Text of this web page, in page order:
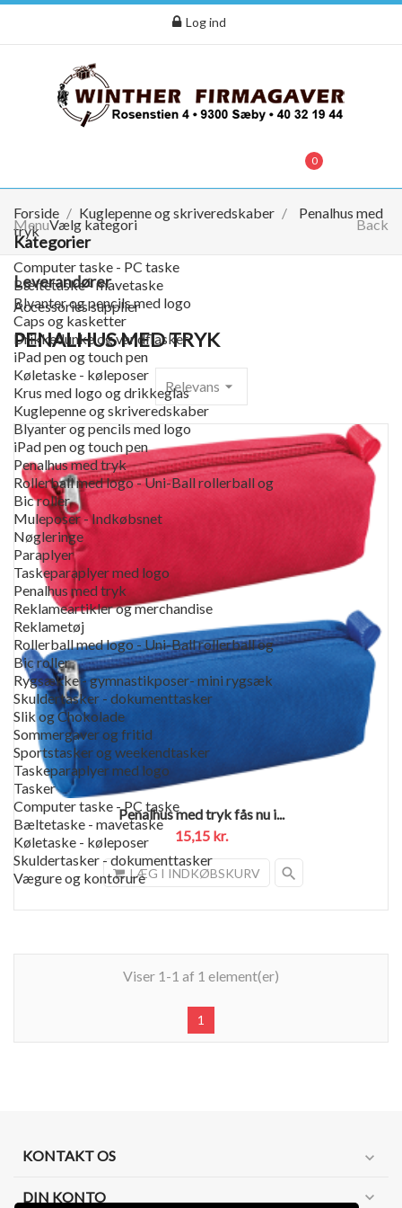
Log ind
0
Menu Back
Vælg kategori
Kategorier
Computer taske - PC taske
Bæltetaske - mavetaske
Blyanter og pencils med logo
Caps og kasketter
Drikkedunke og vandflasker
iPad pen og touch pen
Køletaske - køleposer
Krus med logo og drikkeglas
Kuglepenne og skriveredskaber
Blyanter og pencils med logo
iPad pen og touch pen
Penalhus med tryk
Rollerball med logo - Uni-Ball rollerball og
Bic roller
Muleposer - Indkøbsnet
Nøgleringe
Paraplyer
Taskeparaplyer med logo
Penalhus med tryk
Reklameartikler og merchandise
Reklametøj
Rollerball med logo - Uni-Ball rollerball og
Bic roller
Rygsække - gymnastikposer- mini rygsæk
Skuldertasker - dokumenttasker
Slik og Chokolade
Sommergaver og fritid
Sportstasker og weekendtasker
Taskeparaplyer med logo
Tasker
Computer taske - PC taske
Bæltetaske - mavetaske
Køletaske - køleposer
Skuldertasker - dokumenttasker
Vægure og kontorure
Forside Kuglepenne og skriveredskaber
Penalhus med
tryk
Leverandører
Accessories supplier
PENALHUS MED TRYK
Relevans arrow_drop_down
Penalhus med tryk fås nu i...
15,15 kr.
LÆG I INDKØBSKURV search
Viser 1-1 af 1 element(er)
1
KONTAKT OS expand_more
DIN KONTO expand_more